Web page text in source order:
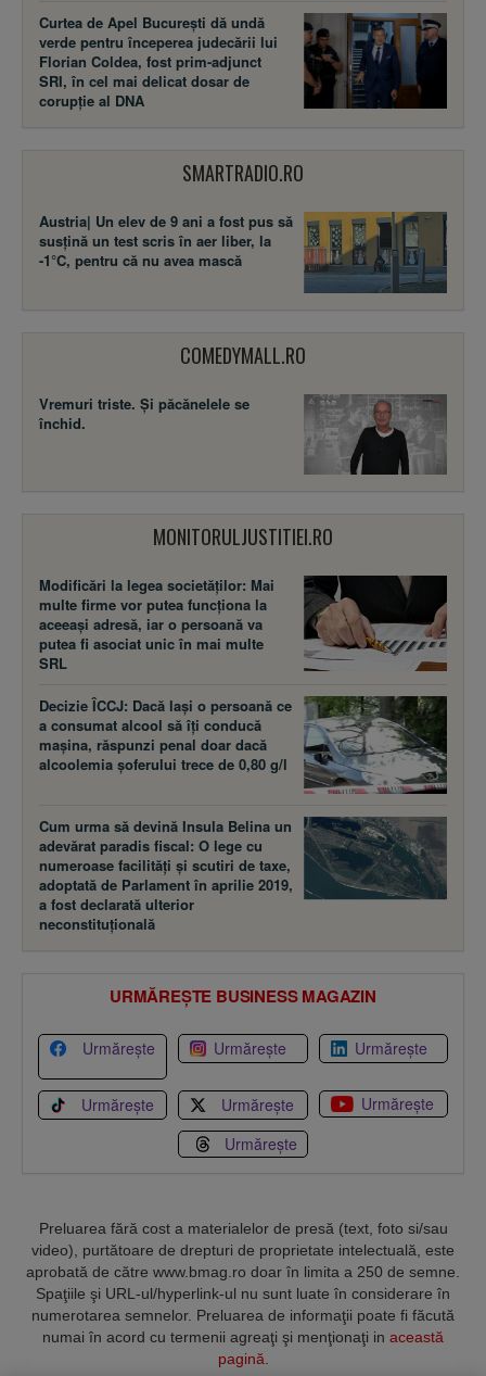
Curtea de Apel București dă undă
verde pentru începerea judecării lui
Florian Coldea, fost prim-adjunct
SRI, în cel mai delicat dosar de
corupție al DNA
SMARTRADIO.RO
Austria| Un elev de 9 ani a fost pus să
susţină un test scris în aer liber, la
-1°C, pentru că nu avea mască
COMEDYMALL.RO
Vremuri triste. Şi păcănelele se
închid.
MONITORULJUSTITIEI.RO
Modificări la legea societăţilor: Mai
multe firme vor putea funcţiona la
aceeaşi adresă, iar o persoană va
putea fi asociat unic în mai multe
SRL
Decizie ÎCCJ: Dacă laşi o persoană ce
a consumat alcool să îţi conducă
maşina, răspunzi penal doar dacă
alcoolemia şoferului trece de 0,80 g/l
Cum urma să devină Insula Belina un
adevărat paradis fiscal: O lege cu
numeroase facilităţi şi scutiri de taxe,
adoptată de Parlament în aprilie 2019,
a fost declarată ulterior
neconstituţională
URMĂREȘTE BUSINESS MAGAZIN
Urmărește Urmărește Urmărește
Urmărește Urmărește
Urmărește
Urmărește
Preluarea fără cost a materialelor de presă (text, foto si/sau
video), purtătoare de drepturi de proprietate intelectuală, este
aprobată de către www.bmag.ro doar în limita a 250 de semne.
Spaţiile şi URL-ul/hyperlink-ul nu sunt luate în considerare în
numerotarea semnelor. Preluarea de informaţii poate fi făcută
numai în acord cu termenii agreaţi şi menţionaţi in această
pagină